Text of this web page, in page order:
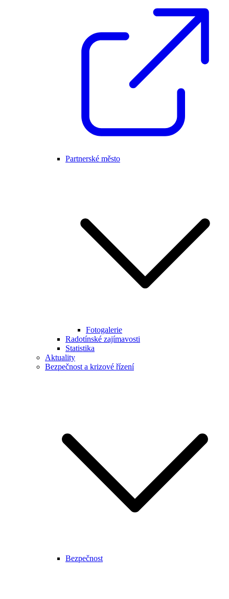
Partnerské město
Fotogalerie
Radotínské zajímavosti
Statistika
Aktuality
Bezpečnost a krizové řízení
Bezpečnost